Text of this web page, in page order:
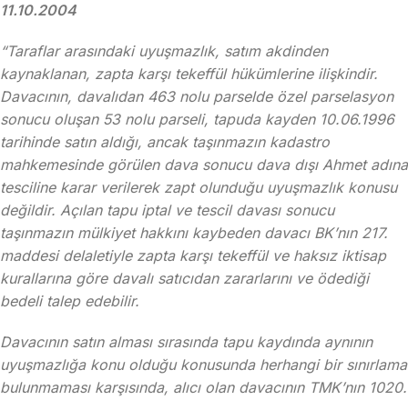
11.10.2004
“Taraflar arasındaki uyuşmazlık, satım akdinden
kaynaklanan, zapta karşı tekeffül hükümlerine ilişkindir.
Davacının, davalıdan 463 nolu parselde özel parselasyon
sonucu oluşan 53 nolu parseli, tapuda kayden 10.06.1996
tarihinde satın aldığı, ancak taşınmazın kadastro
mahkemesinde görülen dava sonucu dava dışı Ahmet adına
tesciline karar verilerek zapt olunduğu uyuşmazlık konusu
değildir. Açılan tapu iptal ve tescil davası sonucu
taşınmazın mülkiyet hakkını kaybeden davacı BK’nın 217.
maddesi delaletiyle zapta karşı tekeffül ve haksız iktisap
kurallarına göre davalı satıcıdan zararlarını ve ödediği
bedeli talep edebilir.
Davacının satın alması sırasında tapu kaydında aynının
uyuşmazlığa konu olduğu konusunda herhangi bir sınırlama
bulunmaması karşısında, alıcı olan davacının TMK’nın 1020.